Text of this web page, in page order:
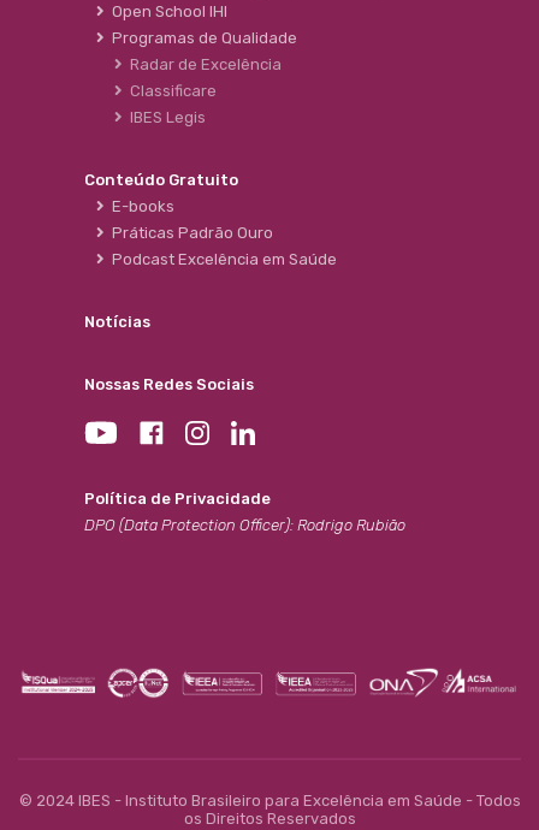
Open School IHI
Programas de Qualidade
Radar de Excelência
Classificare
IBES Legis
Conteúdo Gratuito
E-books
Práticas Padrão Ouro
Podcast Excelência em Saúde
Notícias
Nossas Redes Sociais
Política de Privacidade
DPO (Data Protection Officer): Rodrigo Rubião
© 2024 IBES - Instituto Brasileiro para Excelência em Saúde - Todos
os Direitos Reservados